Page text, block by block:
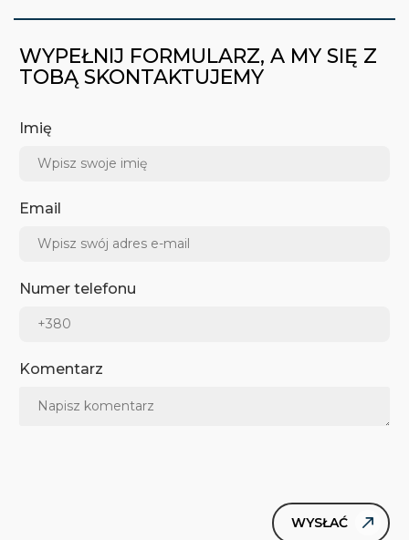
WYPEŁNIJ FORMULARZ, A MY SIĘ Z
TOBĄ SKONTAKTUJEMY
Imię
Email
Numer telefonu
Komentarz